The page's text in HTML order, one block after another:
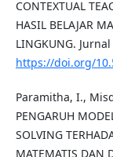
CONTEXTUAL
HASIL BELAJAR
LINGKUNG.
https://doi.org/
Paramitha, I.,
PENGARUH
SOLVING
MATEMATIS DAN